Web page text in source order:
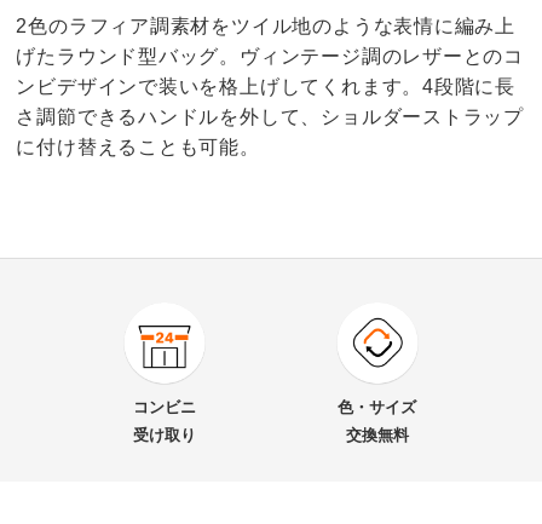
2色のラフィア調素材をツイル地のような表情に編み上
げたラウンド型バッグ。ヴィンテージ調のレザーとのコ
ンビデザインで装いを格上げしてくれます。4段階に長
さ調節できるハンドルを外して、ショルダーストラップ
に付け替えることも可能。
900-R688-29
Bruno Rossi/ブルーノ ロッシ 素材コンビ 2WAY バッ
コンビニ
受け取り
色・サイズ
交換無料